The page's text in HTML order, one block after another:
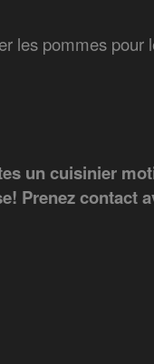
les pommes pour
un cuisinier
Prenez contact